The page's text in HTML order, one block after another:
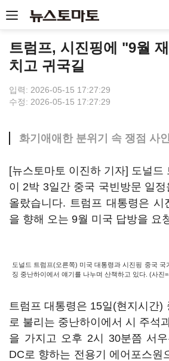
트럼프, 시진핑에 "9월
치고 귀국길
입력: 2026-05-15 17:27:29
수정: 2026-05-15 17:27:29
화기애애한 분위기 속 쟁점 사
[뉴스토마토 이진하 기자] 도널드
이 2박 3일간 중국 국빈방문 일정
올랐습니다. 트럼프 대통령은 시
을 향해 오는 9월 미국 답방을 요
도널드 트럼프(오른쪽) 미국 대통령과 시진핑 중국 국
징 중난하이에서 얘기를 나누며 산책하고 있다. (사진
트럼프 대통령은 15일(현지시간)
로 불리는 중난하이에서 시 주석
을 가지고 오후 2시 30분쯤 서
DC로 향하는 전용기 에어포스원